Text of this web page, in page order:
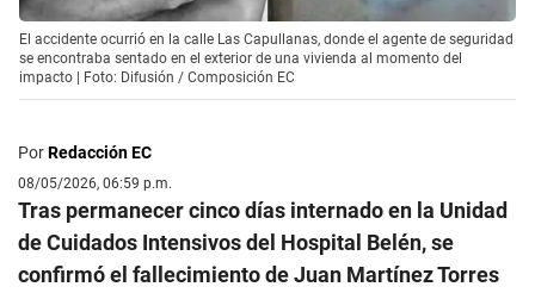
El accidente ocurrió en la calle Las Capullanas, donde el agente de seguridad
se encontraba sentado en el exterior de una vivienda al momento del
impacto | Foto: Difusión / Composición EC
PorRedacción EC
08/05/2026, 06:59 p.m.
Tras permanecer cinco días internado en la Unidad
de Cuidados Intensivos del Hospital Belén, se
confirmó el fallecimiento de Juan Martínez Torres